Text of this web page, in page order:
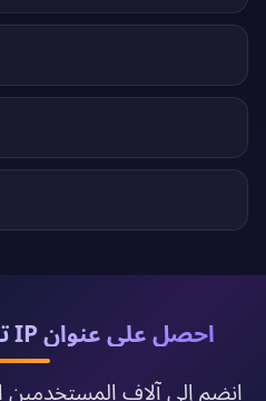
احصل على عنوان IP تشيلي مجاني اليوم
انضم إلى آلاف المستخدمين